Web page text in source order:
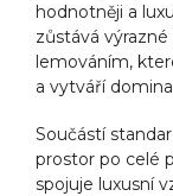
hodnotněji a
zůstává
lemováním,
a vytváří
Součástí
prostor po celé
spojuje luxusní